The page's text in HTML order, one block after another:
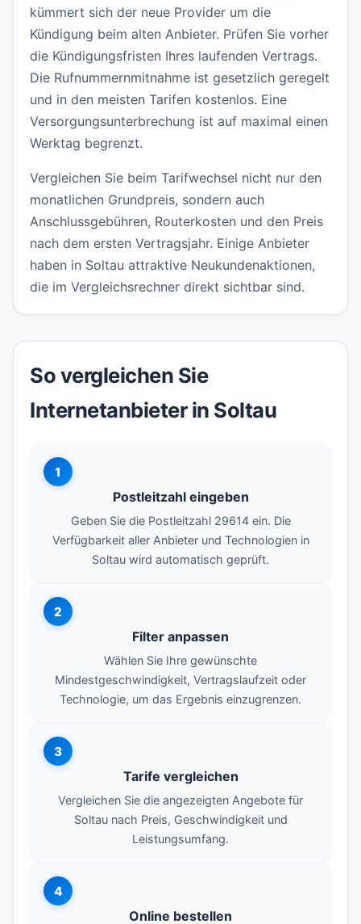
kümmert sich der neue Provider um die
Kündigung beim alten Anbieter. Prüfen Sie vorher
die Kündigungsfristen Ihres laufenden Vertrags.
Die Rufnummernmitnahme ist gesetzlich geregelt
und in den meisten Tarifen kostenlos. Eine
Versorgungsunterbrechung ist auf maximal einen
Werktag begrenzt.
Vergleichen Sie beim Tarifwechsel nicht nur den
monatlichen Grundpreis, sondern auch
Anschlussgebühren, Routerkosten und den Preis
nach dem ersten Vertragsjahr. Einige Anbieter
haben in Soltau attraktive Neukundenaktionen,
die im Vergleichsrechner direkt sichtbar sind.
So vergleichen Sie
Internetanbieter in Soltau
1
Postleitzahl eingeben
Geben Sie die Postleitzahl 29614 ein. Die
Verfügbarkeit aller Anbieter und Technologien in
Soltau wird automatisch geprüft.
2
Filter anpassen
Wählen Sie Ihre gewünschte
Mindestgeschwindigkeit, Vertragslaufzeit oder
Technologie, um das Ergebnis einzugrenzen.
3
Tarife vergleichen
Vergleichen Sie die angezeigten Angebote für
Soltau nach Preis, Geschwindigkeit und
Leistungsumfang.
4
Online bestellen